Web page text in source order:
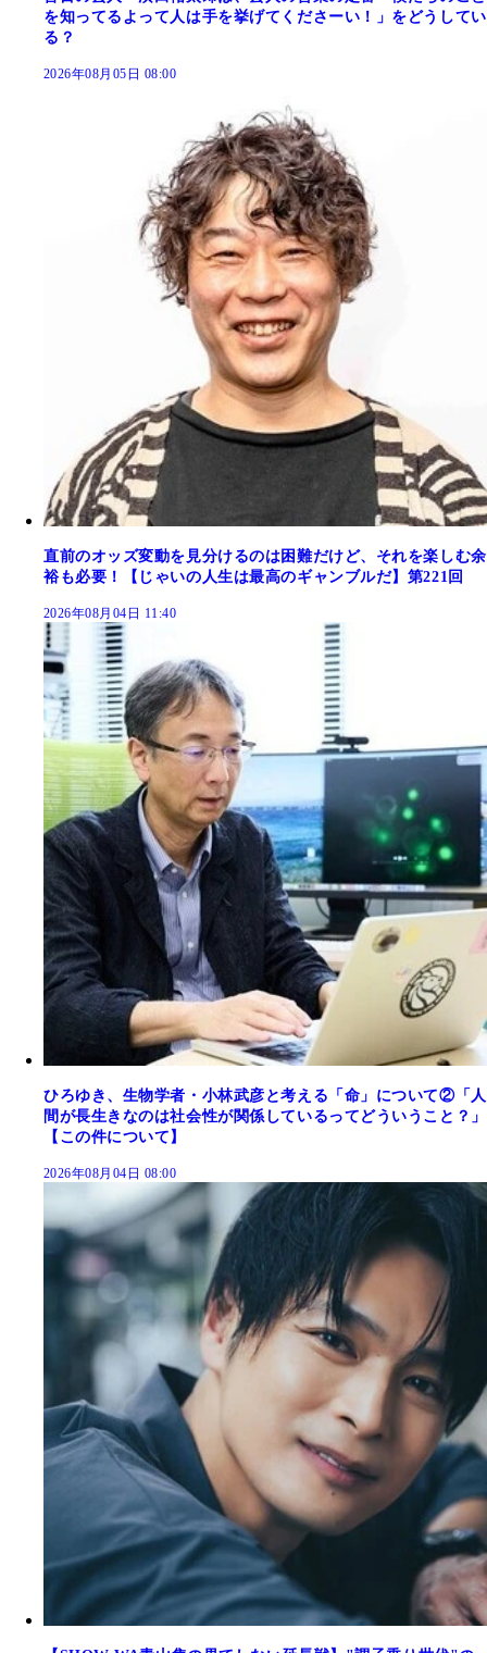
を知ってるよって人は手を挙げてくださーい！」をどうしてい
る？
2026年08月05日 08:00
直前のオッズ変動を見分けるのは困難だけど、それを楽しむ余
裕も必要！【じゃいの人生は最高のギャンブルだ】第221回
2026年08月04日 11:40
ひろゆき、生物学者・小林武彦と考える「命」について②「人
間が長生きなのは社会性が関係しているってどういうこと？」
【この件について】
2026年08月04日 08:00